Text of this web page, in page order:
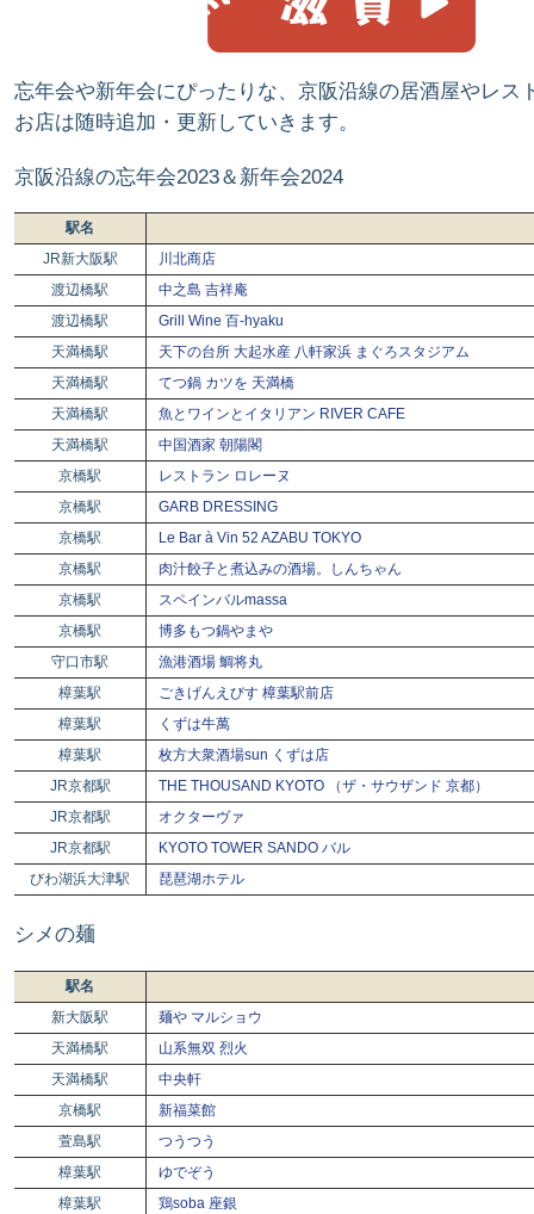
忘年会や新年会にぴったりな、京阪沿線の居酒屋やレス
お店は随時追加・更新していきます。
京阪沿線の忘年会2023＆新年会2024
駅名
JR新大阪駅
川北商店
渡辺橋駅
中之島 吉祥庵
渡辺橋駅
Grill Wine 百-hyaku
天満橋駅
天下の台所 大起水産 八軒家浜 まぐろスタジアム
天満橋駅
てつ鍋 カツを 天満橋
天満橋駅
魚とワインとイタリアン RIVER CAFE
天満橋駅
中国酒家 朝陽閣
京橋駅
レストラン ロレーヌ
京橋駅
GARB DRESSING
京橋駅
Le Bar à Vin 52 AZABU TOKYO
京橋駅
肉汁餃子と煮込みの酒場。しんちゃん
京橋駅
スペインバルmassa
京橋駅
博多もつ鍋やまや
守口市駅
漁港酒場 鯛将丸
樟葉駅
ごきげんえびす 樟葉駅前店
樟葉駅
くずは牛萬
樟葉駅
枚方大衆酒場sun くずは店
JR京都駅
THE THOUSAND KYOTO （ザ・サウザンド 京都）
JR京都駅
オクターヴァ
JR京都駅
KYOTO TOWER SANDO バル
びわ湖浜大津駅
琵琶湖ホテル
シメの麺
駅名
新大阪駅
麺や マルショウ
天満橋駅
山系無双 烈火
天満橋駅
中央軒
京橋駅
新福菜館
萱島駅
つうつう
樟葉駅
ゆでぞう
樟葉駅
鶏soba 座銀